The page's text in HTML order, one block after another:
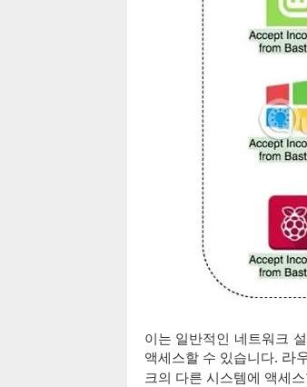
이는 일반적인 네트워크
액세스할 수 있습니다. 라
크의 다른 시스템에 액세